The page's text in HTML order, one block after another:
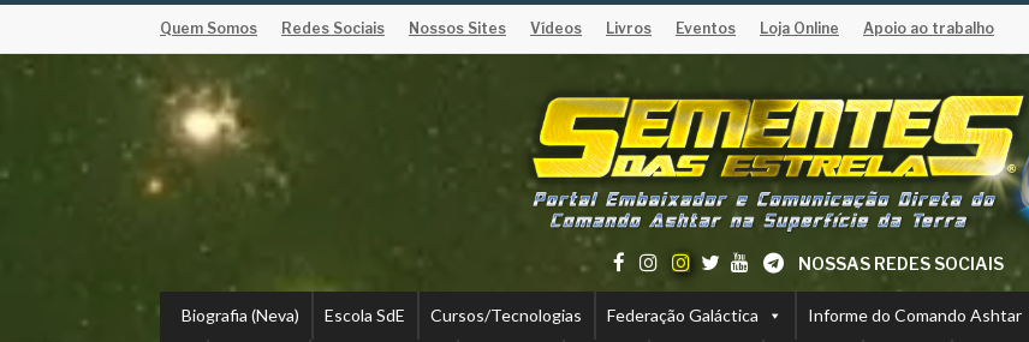
Quem Somos Redes Sociais Nossos Sites Vídeos Livros Eventos Loja Online Apoio ao trabalho
NOSSAS REDES SOCIAIS
Biografia (Neva) Escola SdE Cursos/Tecnologias Federação Galáctica Informe do Comando Ashtar